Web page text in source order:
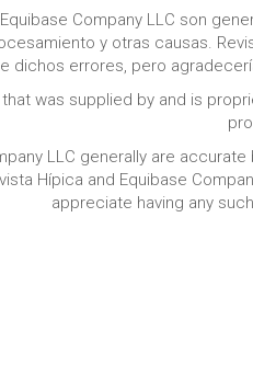
Company LLC son
y otras causas.
dichos errores, pero
was supplied by and is
LLC generally are
Hípica and Equibase
appreciate having any